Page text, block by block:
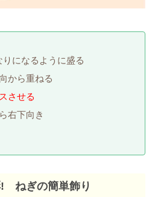
になるように盛る
から重ねる
させる
右下向き
! ねぎの簡単飾り